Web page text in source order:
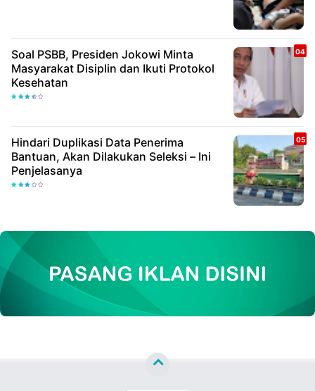
Soal PSBB, Presiden Jokowi Minta
Masyarakat Disiplin dan Ikuti Protokol
Kesehatan
Hindari Duplikasi Data Penerima
Bantuan, Akan Dilakukan Seleksi – Ini
Penjelasanya